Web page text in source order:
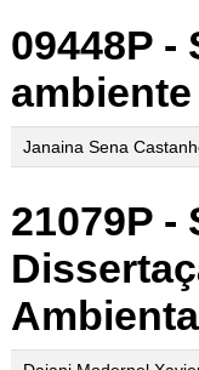
09448P -
ambiente
Janaina Sena
21079P -